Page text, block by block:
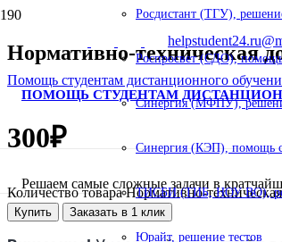
ПОМОЩЬ СТУДЕНТАМ
Решаем самые сложные задачи в
Росдистант (ТГУ),
Роспросвет (СДО), помощь
Синергия (МФПУ),
Синергия (КЭП), помощь
ТИСБИ (ТИБ, НОУ ВО),
Юрайт, решение тестов
Нормативно-техническая
Помощь студентам дистанционного
300₽
Количество товара Нормативно-
Купить Заказать в 1 клик